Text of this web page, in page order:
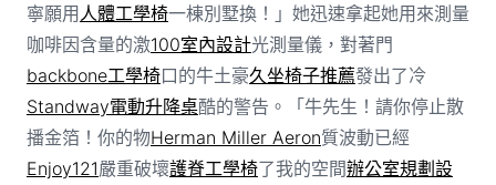
寧願用人體工學椅一棟別墅換！」她迅速拿起她用來測量
咖啡因含量的激100室內設計光測量儀，對著門
backbone工學椅口的牛土豪久坐椅子推薦發出了冷
Standway電動升降桌酷的警告。「牛先生！請你停止散
播金箔！你的物Herman Miller Aeron質波動已經
Enjoy121嚴重破壞護脊工學椅了我的空間辦公室規劃設